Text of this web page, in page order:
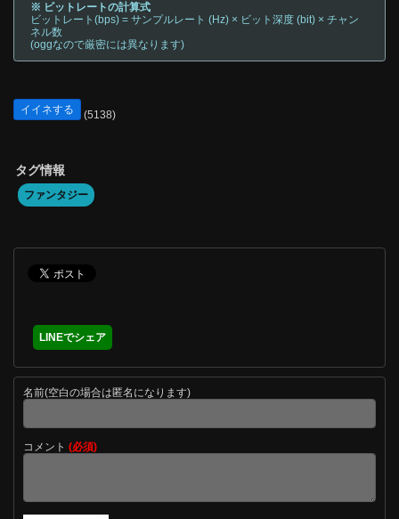
※ ビットレートの計算式
ビットレート(bps) = サンプルレート (Hz) × ビット深度 (bit) × チャン
ネル数
(oggなので厳密には異なります)
イイネする (5138)
タグ情報
ファンタジー
LINEでシェア
名前(空白の場合は匿名になります)
コメント (必須)